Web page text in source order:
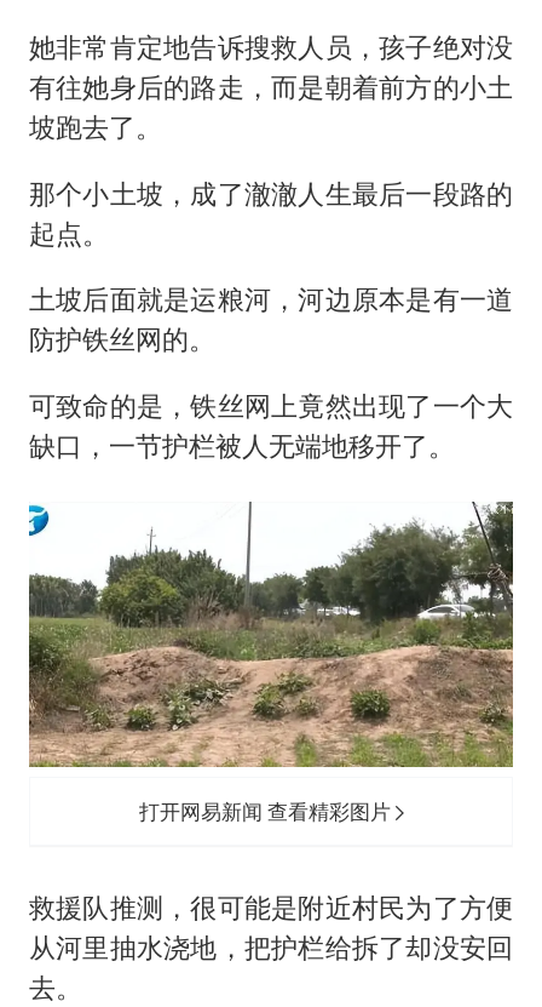
她非常肯定地告诉搜救人员，孩子绝对没
有往她身后的路走，而是朝着前方的小土
坡跑去了。
那个小土坡，成了澈澈人生最后一段路的
起点。
土坡后面就是运粮河，河边原本是有一道
防护铁丝网的。
可致命的是，铁丝网上竟然出现了一个大
缺口，一节护栏被人无端地移开了。
打开网易新闻 查看精彩图片
救援队推测，很可能是附近村民为了方便
从河里抽水浇地，把护栏给拆了却没安回
去。